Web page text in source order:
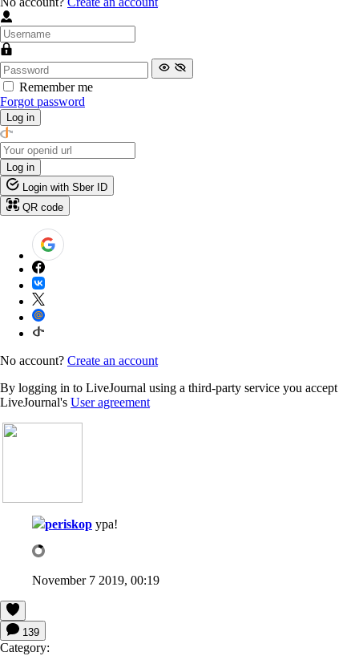
Remember me
Forgot password
Log in
Log in
Login with Sber ID
QR code
No account? Create an account
By logging in to LiveJournal using a third-party service you accept
LiveJournal's User agreement
periskop ура!
November 7 2019, 00:19
139
Category: